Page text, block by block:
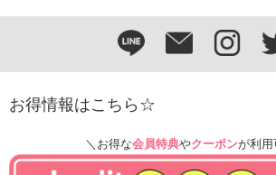
お得情報はこちら☆
＼お得な会員特典やクーポンが利